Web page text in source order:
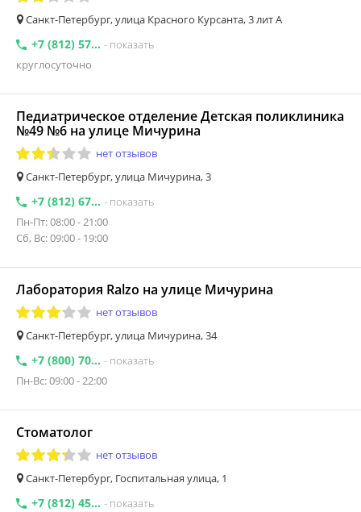
Санкт-Петербург, улица Красного Курсанта, 3 лит А
+7 (812) 57... - показать
круглосуточно
Педиатрическое отделение Детская поликлиника
№49 №6 на улице Мичурина
нет отзывов
Санкт-Петербург, улица Мичурина, 3
+7 (812) 67... - показать
Пн-Пт: 08:00 - 21:00
Сб, Вс: 09:00 - 19:00
Лаборатория Ralzo на улице Мичурина
нет отзывов
Санкт-Петербург, улица Мичурина, 34
+7 (800) 70... - показать
Пн-Вс: 09:00 - 22:00
Стоматолог
нет отзывов
Санкт-Петербург, Госпитальная улица, 1
+7 (812) 45... - показать